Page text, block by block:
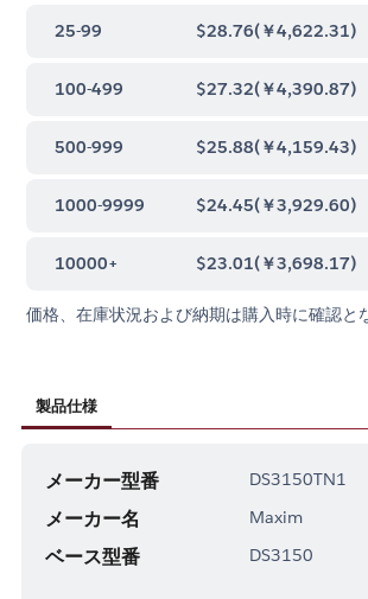
25-99 $28.76(￥4,622.31)
100-499 $27.32(￥4,390.87)
500-999 $25.88(￥4,159.43)
1000-9999 $24.45(￥3,929.60)
10000+ $23.01(￥3,698.17)
価格、在庫状況および納期は購入時に確認と
製品仕様
メーカー型番 DS3150TN1
メーカー名 Maxim
ベース型番 DS3150